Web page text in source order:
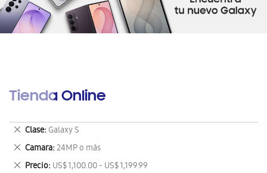
Tienda Online
Clase Galaxy S
Eliminar
este
artículo
Camara 24MP o más
Eliminar
este
Precio US$ 1,100.00 - US$ 1,199.99
Eliminar